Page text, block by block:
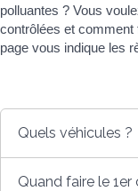
polluantes ? Vous
contrôlées et comment
page vous indique les
Quels véhicules ?
Quand faire le